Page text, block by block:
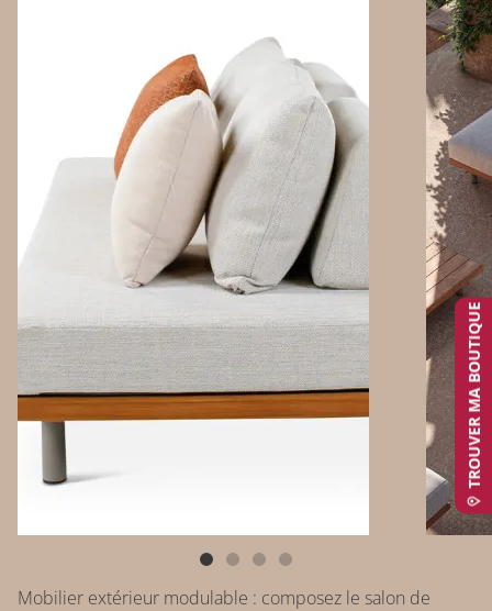
Mobilier extérieur modulable : composez le salon de
TROUVER MA BOUTIQUE